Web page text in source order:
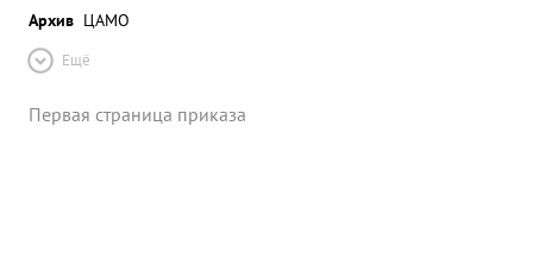
Архив ЦАМО
Ещё
Первая страница приказа